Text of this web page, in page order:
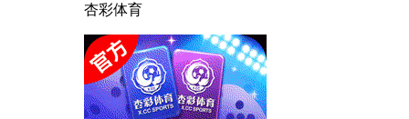
杏彩体育